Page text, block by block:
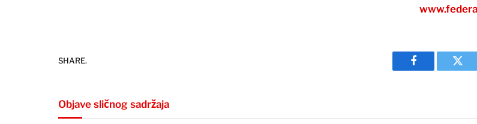
SHARE.
Facebook
Objave sličnog sadržaja